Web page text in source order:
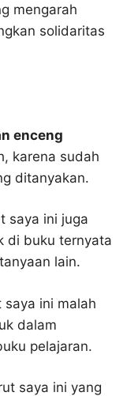
mengarah
solidaritas
enceng
karena sudah
ditanyakan.
saya ini juga
di buku ternyata
lain.
saya ini malah
dalam
pelajaran.
saya ini yang